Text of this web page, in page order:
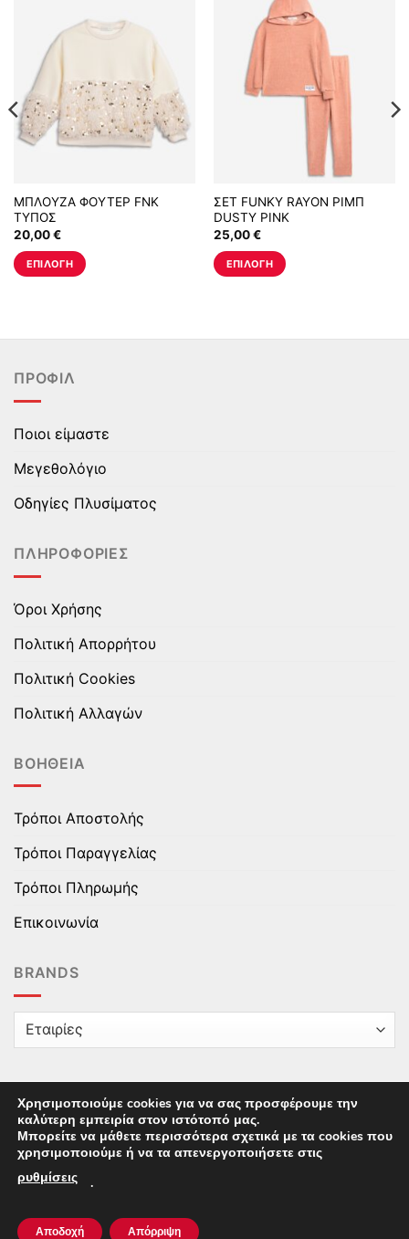
ΜΠΛΟΥΖΑ ΦΟΥΤΕΡ FNK
ΤΥΠΟΣ
20,00€
ΕΠΙΛΟΓΉ
έχει
παραλλαγές.
Οι
μπορούν
επιλεγούν
στη
σελίδα
προϊόντος
ΣΕΤ FUNKY RAYON ΡΙΜΠ
DUSTY PINK
25,00€
ΕΠΙΛΟΓΉ
έχει
ΠΡΟΦΊΛ
Ποιοι είμαστε
Μεγεθολόγιο
Οδηγίες Πλυσίματος
ΠΛΗΡΟΦΟΡΊΕΣ
Όροι Χρήσης
Πολιτική Απορρήτου
Πολιτική Cookies
Πολιτική Αλλαγών
ΒΟΉΘΕΙΑ
Τρόποι Αποστολής
Τρόποι Παραγγελίας
Τρόποι Πληρωμής
Επικοινωνία
BRANDS
Copyright © 2025 epaidika.gr / All Rights Reserved /
Supported byStarten Development
Χρησιμοποιούμε cookies για να σας προσφέρουμε την
καλύτερη εμπειρία στον ιστότοπό μας.
Μπορείτε να μάθετε περισσότερα σχετικά με τα cookies που
χρησιμοποιούμε ή να τα απενεργοποιήσετε στις
ρυθμίσεις
.
Αποδοχή Απόρριψη
This site uses cookies to offer you a better browsing
experience. By browsing this website, you agree to our
ACCEPT